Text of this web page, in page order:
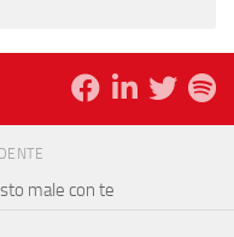
male con te